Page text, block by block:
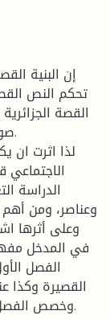
إن البنية
تحكم النص
القصة
لذا اثرت ان
الدراسة
وعناصر، ومن أهم
وعلى أثرها
في المدخل
الفصل
القصيرة وكذا
وخصص الفصل الثاني لدراسة البناء الفني لقصة الطاحونة.